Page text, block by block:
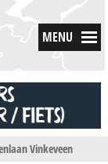
MENU
Vinkeveen